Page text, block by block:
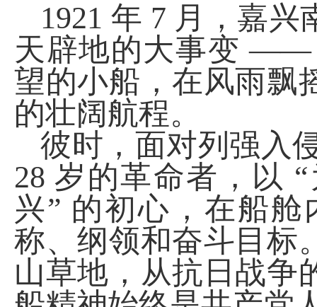
1921 年 7 月，嘉兴
天辟地的大事变 ——
望的小船，在风雨飘
的壮阔航程。
彼时，面对列强入
28岁的革命者，以
兴” 的初心，在船
称、纲领和奋斗目标
山草地，从抗日战争